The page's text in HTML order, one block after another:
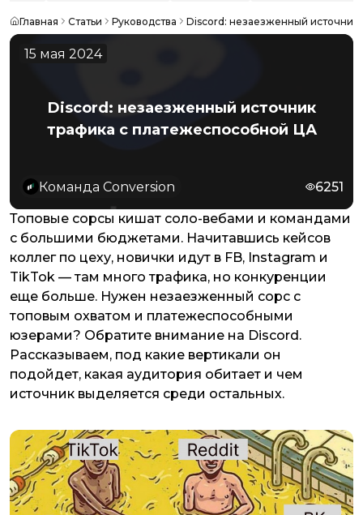
Главная Статьи Руководства Discord: незаезженный
15 мая 2024
Discord: незаезженный источник
трафика с платежеспособной ЦА
Команда Conversion 6251
Топовые сорсы кишат соло-вебами и командами
с большими бюджетами. Начитавшись кейсов
коллег по цеху, новички идут в FB, Instagram и
TikTok — там много трафика, но конкуренции
еще больше. Нужен незаезженный сорс с
топовым охватом и платежеспособными
юзерами? Обратите внимание на Discord.
Рассказываем, под какие вертикали он
подойдет, какая аудитория обитает и чем
источник выделяется среди остальных.